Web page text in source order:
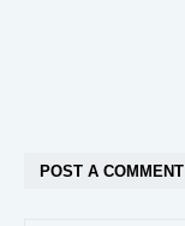
POST A COMMENT